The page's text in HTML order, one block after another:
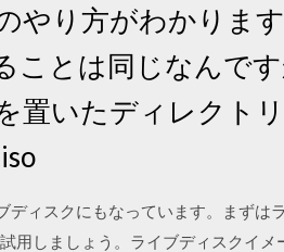
り方がわかります
ことは同じなんで
置いたディレクト
ィスクにもなっています。まずは
用しましょう。ライブディスクイメ